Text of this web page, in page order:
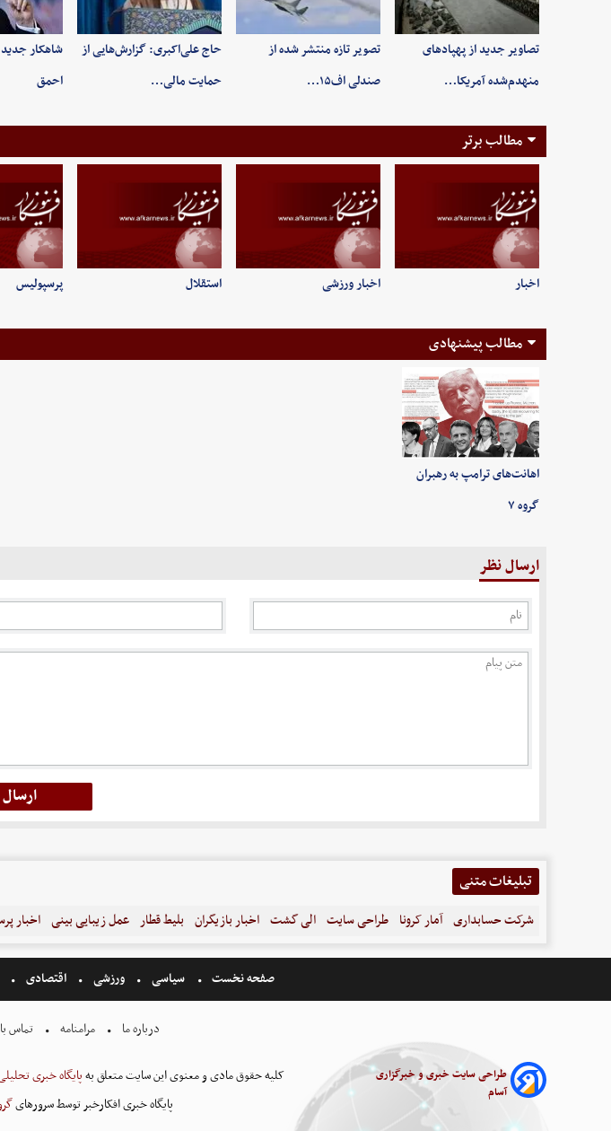
تصاویر جدید از پهپادهای
منهدم‌شده آمریکا…
تصویر تازه منتشر شده از
صندلی اف۱۵…
حاج علی‌اکبری: گزارش‌هایی از
حمایت مالی…
شاهکار
احمق
مطالب برتر
اخبار اخبار ورزشی استقلال پرسپولیس
مطالب پیشنهادی
اهانت‌های ترامپ به رهبران
گروه ۷
ارسال نظر
تبلیغات متنی
شرکت حسابداری آمار کرونا طراحی سایت الی گشت اخبار بازیگران بلیط قطار عمل زیبایی بینی اخبار
صفحه نخست سیاسی ورزشی اقتصادی
درباره ما مرامنامه تماس
طراحی سایت خبری و خبرگزاری
آسام
کلیه حقوق مادی و معنوی این سایت متعلق بهپایگاه خبری
پایگاه خبری افکارخبر توسط سرورهای